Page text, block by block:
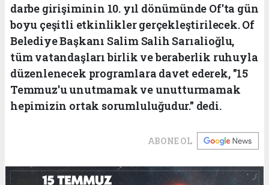
darbe girişiminin 10. yıl dönümünde Of'ta gün
boyu çeşitli etkinlikler gerçekleştirilecek. Of
Belediye Başkanı Salim Salih Sarıalioğlu,
tüm vatandaşları birlik ve beraberlik ruhuyla
düzenlenecek programlara davet ederek, "15
Temmuz'u unutmamak ve unutturmamak
hepimizin ortak sorumluluğudur." dedi.
ABONE OL